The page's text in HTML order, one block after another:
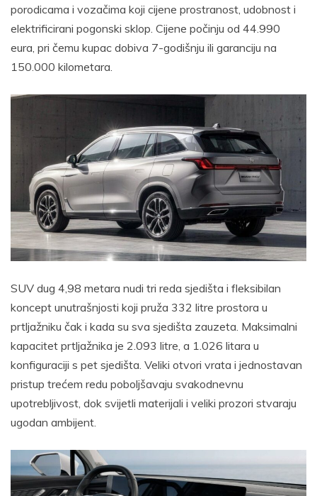
porodicama i vozačima koji cijene prostranost, udobnost i
elektrificirani pogonski sklop. Cijene počinju od 44.990
eura, pri čemu kupac dobiva 7-godišnju ili garanciju na
150.000 kilometara.
SUV dug 4,98 metara nudi tri reda sjedišta i fleksibilan
koncept unutrašnjosti koji pruža 332 litre prostora u
prtljažniku čak i kada su sva sjedišta zauzeta. Maksimalni
kapacitet prtljažnika je 2.093 litre, a 1.026 litara u
konfiguraciji s pet sjedišta. Veliki otvori vrata i jednostavan
pristup trećem redu poboljšavaju svakodnevnu
upotrebljivost, dok svijetli materijali i veliki prozori stvaraju
ugodan ambijent.